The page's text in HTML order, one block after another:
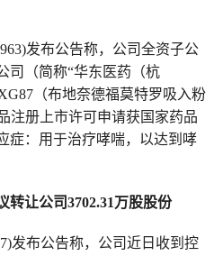
发布公告称，公司全资子公
司（简称“华东医药（杭
（布地奈德福莫特罗吸入粉
注册上市许可申请获国家药品
症：用于治疗哮喘，以达到哮
转让公司3702.31万股股份
发布公告称，公司近日收到控